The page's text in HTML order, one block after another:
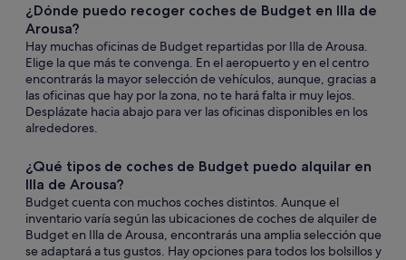
¿Dónde puedo recoger coches de Budget en Illa de
Arousa?
Hay muchas oficinas de Budget repartidas por Illa de Arousa.
Elige la que más te convenga. En el aeropuerto y en el centro
encontrarás la mayor selección de vehículos, aunque, gracias a
las oficinas que hay por la zona, no te hará falta ir muy lejos.
Desplázate hacia abajo para ver las oficinas disponibles en los
alrededores.
¿Qué tipos de coches de Budget puedo alquilar en
Illa de Arousa?
Budget cuenta con muchos coches distintos. Aunque el
inventario varía según las ubicaciones de coches de alquiler de
Budget en Illa de Arousa, encontrarás una amplia selección que
se adaptará a tus gustos. Hay opciones para todos los bolsillos y